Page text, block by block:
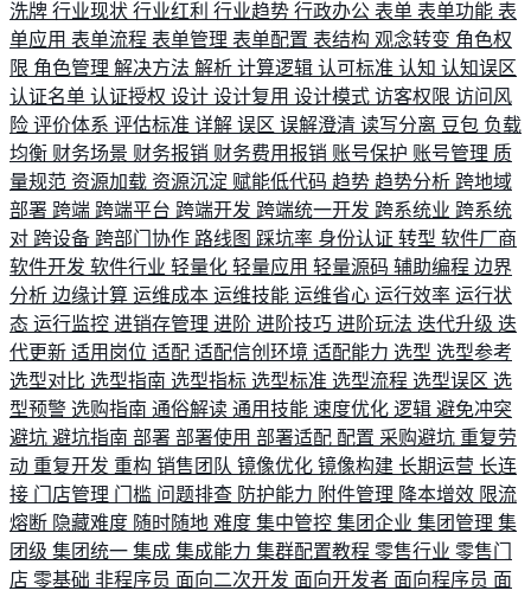
洗牌 行业现状 行业红利 行业趋势 行政办公 表单 表单功能 表
单应用 表单流程 表单管理 表单配置 表结构 观念转变 角色权
限 角色管理 解决方法 解析 计算逻辑 认可标准 认知 认知误区
认证名单 认证授权 设计 设计复用 设计模式 访客权限 访问风
险 评价体系 评估标准 详解 误区 误解澄清 读写分离 豆包 负载
均衡 财务场景 财务报销 财务费用报销 账号保护 账号管理 质
量规范 资源加载 资源沉淀 赋能低代码 趋势 趋势分析 跨地域
部署 跨端 跨端平台 跨端开发 跨端统一开发 跨系统业 跨系统
对 跨设备 跨部门协作 路线图 踩坑率 身份认证 转型 软件厂商
软件开发 软件行业 轻量化 轻量应用 轻量源码 辅助编程 边界
分析 边缘计算 运维成本 运维技能 运维省心 运行效率 运行状
态 运行监控 进销存管理 进阶 进阶技巧 进阶玩法 迭代升级 迭
代更新 适用岗位 适配 适配信创环境 适配能力 选型 选型参考
选型对比 选型指南 选型指标 选型标准 选型流程 选型误区 选
型预警 选购指南 通俗解读 通用技能 速度优化 逻辑 避免冲突
避坑 避坑指南 部署 部署使用 部署适配 配置 采购避坑 重复劳
动 重复开发 重构 销售团队 镜像优化 镜像构建 长期运营 长连
接 门店管理 门槛 问题排查 防护能力 附件管理 降本增效 限流
熔断 隐藏难度 随时随地 难度 集中管控 集团企业 集团管理 集
团级 集团统一 集成 集成能力 集群配置教程 零售行业 零售门
店 零基础 非程序员 面向二次开发 面向开发者 面向程序员 面